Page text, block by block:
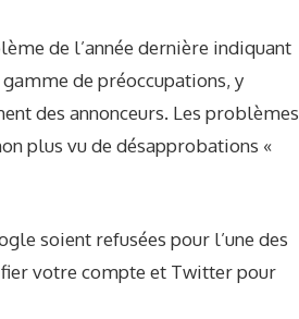
de l’année dernière indiquant
de préoccupations, y
des annonceurs. Les problèmes
plus vu de désapprobations «
soient refusées pour l’une des
votre compte et Twitter pour